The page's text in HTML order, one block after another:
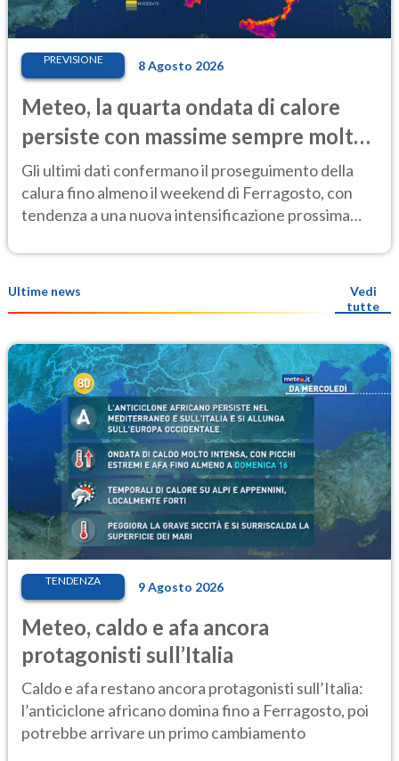
PREVISIONE 8 Agosto 2026
Meteo, la quarta ondata di calore
persiste con massime sempre molto
elevate
Gli ultimi dati confermano il proseguimento della
calura fino almeno il weekend di Ferragosto, con
tendenza a una nuova intensificazione prossima
Ultime news
Vedi
tutte
TENDENZA 9 Agosto 2026
Meteo, caldo e afa ancora
protagonisti sull’Italia
Caldo e afa restano ancora protagonisti sull’Italia:
l’anticiclone africano domina fino a Ferragosto, poi
potrebbe arrivare un primo cambiamento